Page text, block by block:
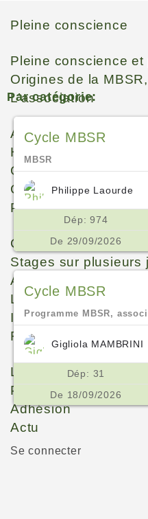
Pleine conscience
Pleine conscience et
Origines de la
L’association
AFEM
Historique
Gouvernance
Contact
Pratiquer
Cycles MBSR
Stages sur plusieurs
Ateliers
Les Lieux
Instructeurs
Formations
Les instituts
Parcours
Adhésion
Actu
Se connecter
Par catégorie:
Cycle MBSR
MBSR
Philippe Laourde
Dép: 974
De 29/09/2026
Cycle MBSR
Programme MBSR,
Gigliola MAMBRINI
Dép: 31
De 18/09/2026